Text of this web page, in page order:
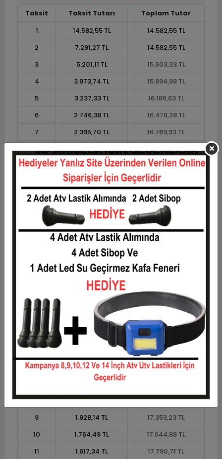
Taksit Taksit Tutarı
Toplam Tutar
1
14.582,55 TL
14.582,55 TL
2
7.291,27 TL
14.582,55 TL
3
5.201,11 TL
15.603,33 TL
4
3.973,74 TL
15.894,98 TL
5
3.237,33 TL
16.186,63 TL
6
2.746,38 TL
16.478,28 TL
7
2.395,70 TL
16.769,93 TL
8
2.132,70 TL
17.061,58 TL
9
1.928,14 TL
17.353,23 TL
1.764,49 TL
17.644,88 TL
11
1.617,34 TL
17.790,71 TL
1.506,86 TL 18.082,36 TL
Taksit Taksit Tutarı
Toplam Tutar
14.582,55 TL
2
7.291,27 TL
14.582,55 TL
3
5.201,11 TL
4
3.973,74 TL
15.894,98 TL
5
16.186,63 TL
6
2.746,38 TL
16.478,28 TL
2.395,70 TL
8
2.132,70 TL
17.061,58 TL
9
1.928,14 TL
17.353,23 TL
10
1.764,49 TL
17.644,88 TL
11
1.617,34 TL
17.790,71 TL